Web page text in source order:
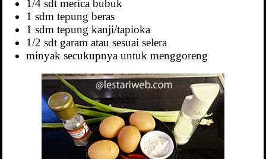
1/4 sdt merica bubuk
1 sdm tepung beras
1 sdm tepung kanji/tapioka
1/2 sdt garam atau sesuai selera
minyak secukupnya untuk menggoreng